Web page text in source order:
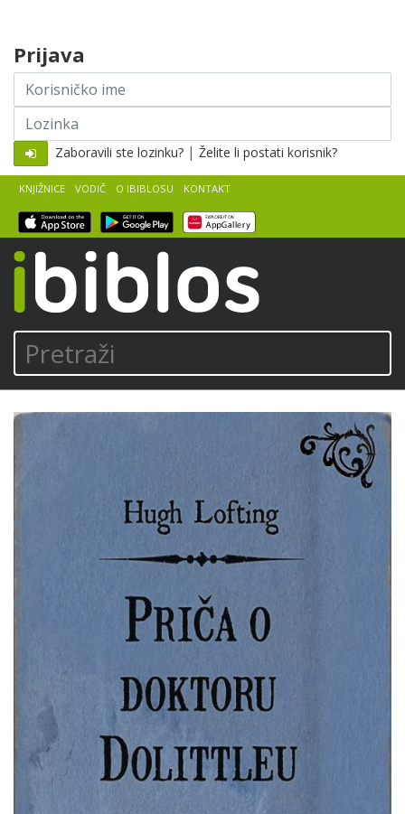
Pretraži
KNJIŽNICE VODIČ O IBIBLOSU KONTAKT
Prijava
Korisničko
ime
Lozinka
Zaboravili ste lozinku? | Želite li postati korisnik?
Hugh
Lofting
Priča
o
doktoru
Dolittleu
Pretpregled